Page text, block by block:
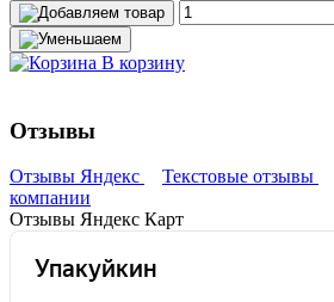
В корзину
Отзывы
Отзывы Яндекс Текстовые отзывы
компании
Отзывы Яндекс Карт